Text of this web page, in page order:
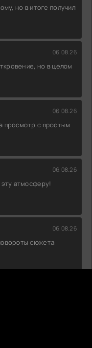
но в итоге получил
06.08.26
но в целом
06.08.26
просмотр с простым
06.08.26
атмосферу!
06.08.26
сюжета